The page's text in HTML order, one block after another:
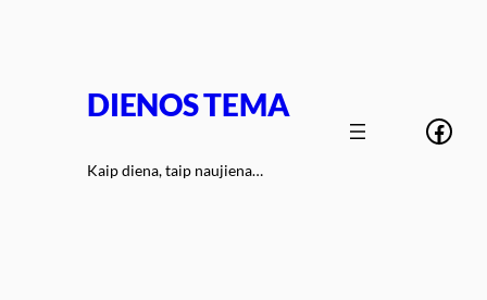
DIENOS TEMA
Kaip diena, taip naujiena…